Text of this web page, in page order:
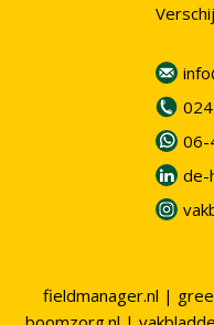
06-
de-
fieldmanager.nl |